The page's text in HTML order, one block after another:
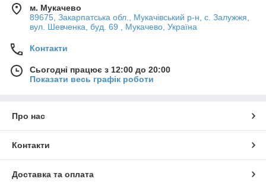
м. Мукачево
89675, Закарпатська обл., Мукачівський р-н, с. Залужжя,
вул. Шевченка, буд. 69 , Мукачево, Україна
Контакти
Сьогодні працює з 12:00 до 20:00
Показати весь графік роботи
Про нас
Контакти
Доставка та оплата